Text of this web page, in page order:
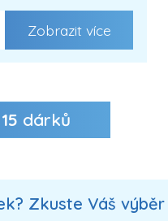
Zobrazit více
15 dárků
Zkuste Váš výběr